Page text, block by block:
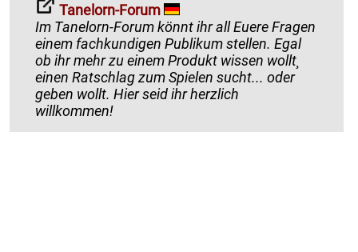
Tanelorn-Forum
Im Tanelorn-Forum könnt ihr all Euere Fragen
einem fachkundigen Publikum stellen. Egal
ob ihr mehr zu einem Produkt wissen wollt¸
einen Ratschlag zum Spielen sucht... oder
geben wollt. Hier seid ihr herzlich
willkommen!